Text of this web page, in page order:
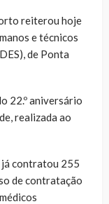
reiterou hoje
e técnicos
de Ponta
22.º aniversário
realizada ao
já contratou 255
de contratação